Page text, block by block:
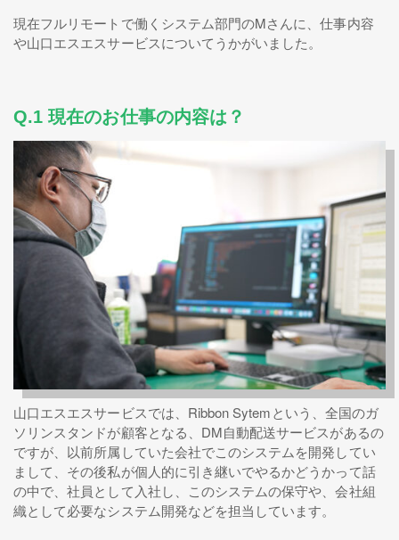
現在フルリモートで働くシステム部門のMさんに、仕事内容
や山口エスエスサービスについてうかがいました。
Q.1 現在のお仕事の内容は？
山口エスエスサービスでは、Ribbon Sytemという、全国のガ
ソリンスタンドが顧客となる、DM自動配送サービスがあるの
ですが、以前所属していた会社でこのシステムを開発してい
まして、その後私が個人的に引き継いでやるかどうかって話
の中で、社員として入社し、このシステムの保守や、会社組
織として必要なシステム開発などを担当しています。